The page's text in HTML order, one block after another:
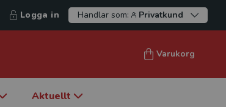
Logga in Handlar som: Privatkund
Varukorg
Aktuellt